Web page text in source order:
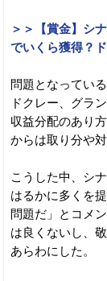
＞＞【賞金】シ
でいくら獲得？
問題となってい
ドクレー、グラ
収益分配のあり
からは取り分や
こうした中、シ
はるかに多くを
問題だ」とコメ
は良くないし、
あらわにした。